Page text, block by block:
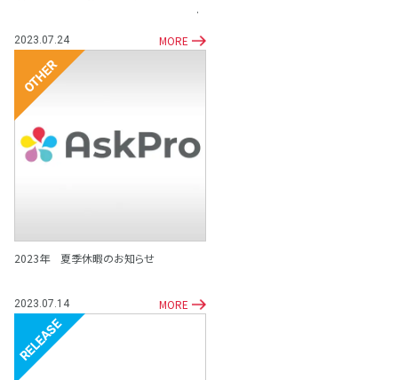
2023.07.24 MORE
その他
2023年 夏季休暇のお知らせ
2023.07.14 MORE